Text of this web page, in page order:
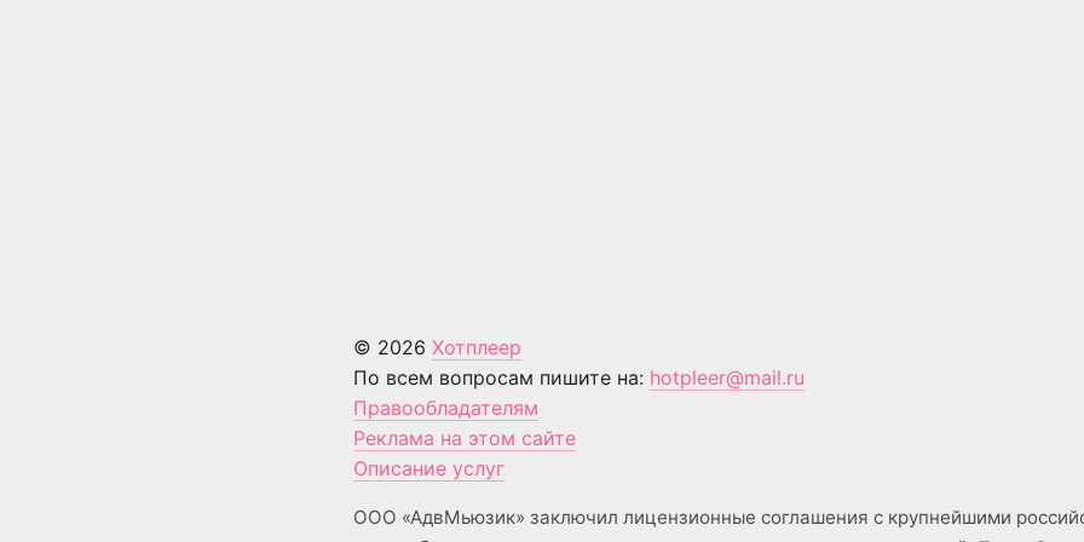
© 2026 Хотплеер
По всем вопросам пишите на: hotpleer@mail.ru
Правообладателям
Реклама на этом сайте
Описание услуг
ООО «АдвМьюзик» заключил лицензионные соглашения с крупнейшими